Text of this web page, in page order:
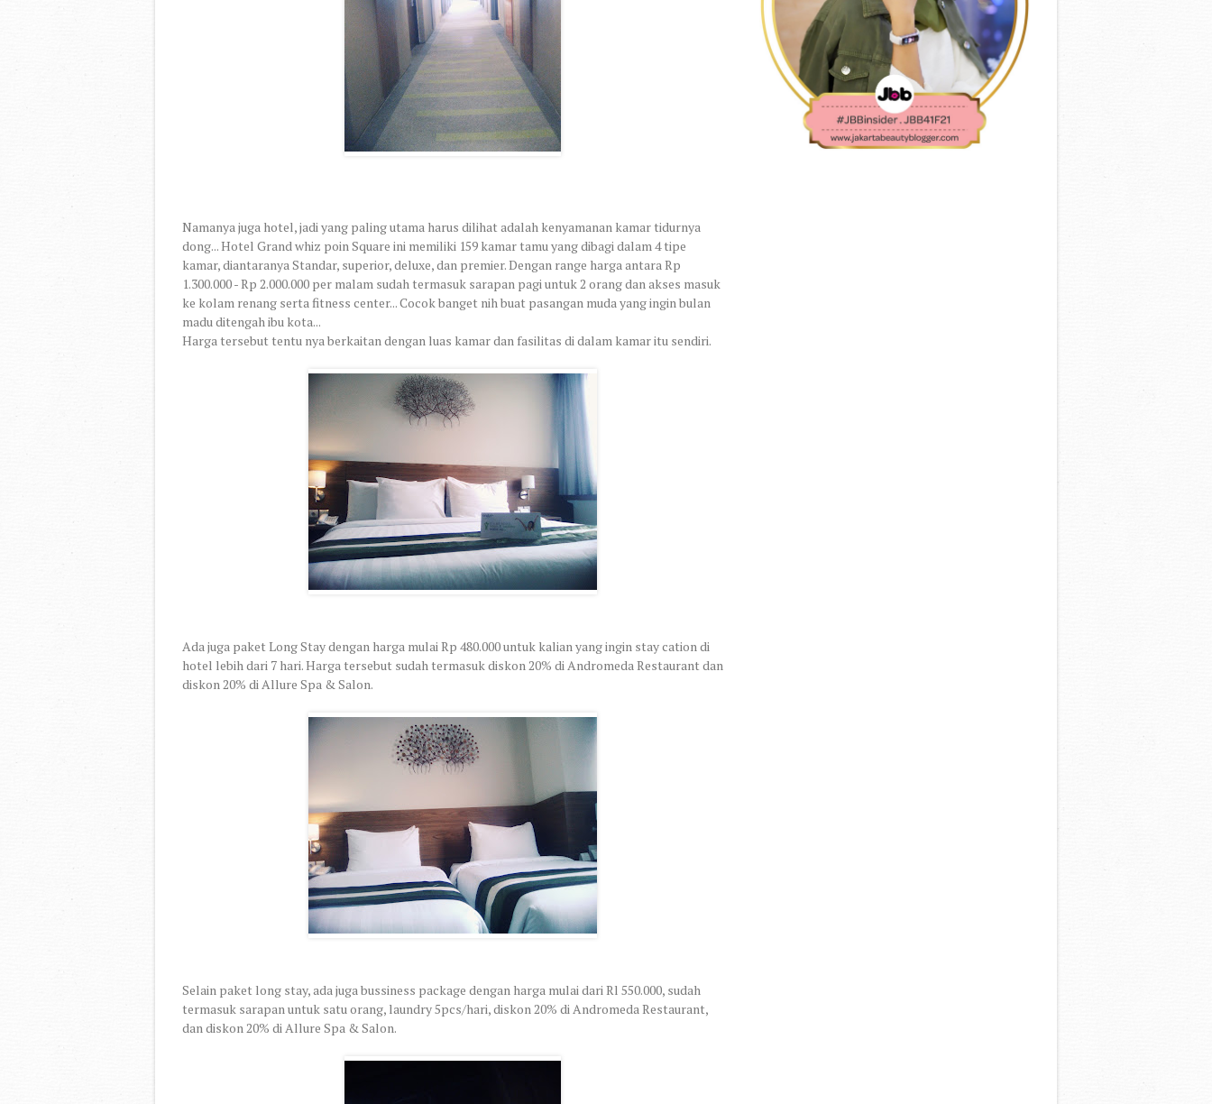
Namanya juga hotel, jadi yang paling utama harus dilihat adalah kenyamanan kamar tidurnya
dong... Hotel Grand whiz poin Square ini memiliki 159 kamar tamu yang dibagi dalam 4 tipe
kamar, diantaranya Standar, superior, deluxe, dan premier. Dengan range harga antara Rp
1.300.000 - Rp 2.000.000 per malam sudah termasuk sarapan pagi untuk 2 orang dan akses masuk
ke kolam renang serta fitness center... Cocok banget nih buat pasangan muda yang ingin bulan
madu ditengah ibu kota...
Harga tersebut tentu nya berkaitan dengan luas kamar dan fasilitas di dalam kamar itu sendiri.
Ada juga paket Long Stay dengan harga mulai Rp 480.000 untuk kalian yang ingin stay cation di
hotel lebih dari 7 hari. Harga tersebut sudah termasuk diskon 20% di Andromeda Restaurant dan
diskon 20% di Allure Spa & Salon.
Selain paket long stay, ada juga bussiness package dengan harga mulai dari Rl 550.000, sudah
termasuk sarapan untuk satu orang, laundry 5pcs/hari, diskon 20% di Andromeda Restaurant,
dan diskon 20% di Allure Spa & Salon.